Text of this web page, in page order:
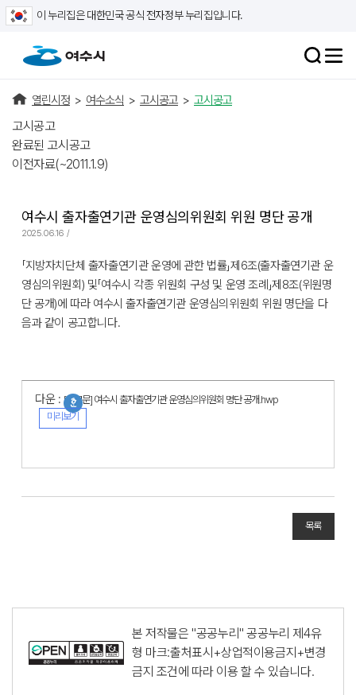
이 누리집은 대한민국 공식 전자정부 누리집입니다.
열린시정 > 여수소식 > 고시공고 > 고시공고
고시공고
완료된 고시공고
이전자료(~2011.1.9)
여수시 출자출연기관 운영심의위원회 위원 명단 공개
2025.06.16 /
「지방자치단체 출자출연기관 운영에 관한 법률」제6조(출자출연기관 운
영심의위원회) 및「여수시 각종 위원회 구성 및 운영 조례」제8조(위원명
단 공개)에 따라 여수시 출자출연기관 운영심의위원회 위원 명단을 다
음과 같이 공고합니다.
다운 : [공고문] 여수시 출자출연기관 운영심의위원회 명단 공개.hwp
미리보기
목록
본 저작물은 "공공누리"공공누리 제4유
형 마크:출처표시+상업적이용금지+변경
금지 조건에 따라 이용 할 수 있습니다.